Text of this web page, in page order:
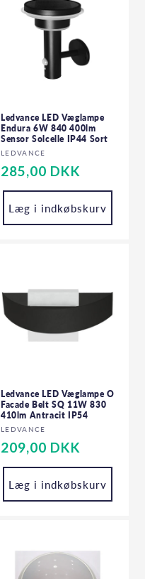
Ledvance LED Væglampe
Endura 6W 840 400lm
Sensor Solcelle IP44 Sort
Forhandler:
LEDVANCE
Normalpris
285,00 DKK
Læg i indkøbskurv
Ledvance LED Væglampe O
Facade Belt SQ 11W 830
410lm Antracit IP54
Forhandler:
LEDVANCE
Normalpris
209,00 DKK
Læg i indkøbskurv